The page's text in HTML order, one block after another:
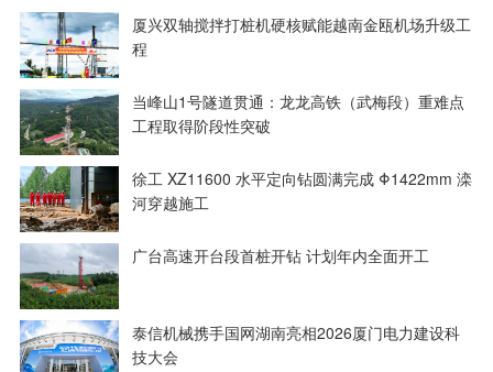
厦兴双轴搅拌打桩机硬核赋能越南金瓯机场升级工
程
当峰山1号隧道贯通：龙龙高铁（武梅段）重难点
工程取得阶段性突破
徐工 XZ11600 水平定向钻圆满完成 Φ1422mm 滦
河穿越施工
广台高速开台段首桩开钻 计划年内全面开工
泰信机械携手国网湖南亮相2026厦门电力建设科
技大会